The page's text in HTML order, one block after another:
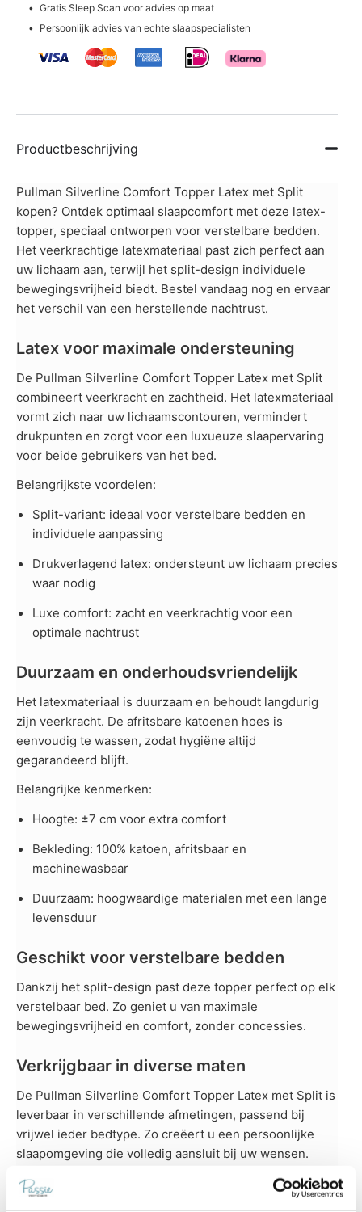
Gratis Sleep Scan voor advies op maat
Persoonlijk advies van echte slaapspecialisten
Productbeschrijving
Pullman Silverline Comfort Topper Latex met Split
kopen? Ontdek optimaal slaapcomfort met deze latex-
topper, speciaal ontworpen voor verstelbare bedden.
Het veerkrachtige latexmateriaal past zich perfect aan
uw lichaam aan, terwijl het split-design individuele
bewegingsvrijheid biedt. Bestel vandaag nog en ervaar
het verschil van een herstellende nachtrust.
Latex voor maximale ondersteuning
De Pullman Silverline Comfort Topper Latex met Split
combineert veerkracht en zachtheid. Het latexmateriaal
vormt zich naar uw lichaamscontouren, vermindert
drukpunten en zorgt voor een luxueuze slaapervaring
voor beide gebruikers van het bed.
Belangrijkste voordelen:
Split-variant: ideaal voor verstelbare bedden en
individuele aanpassing
Drukverlagend latex: ondersteunt uw lichaam precies
waar nodig
Luxe comfort: zacht en veerkrachtig voor een
optimale nachtrust
Duurzaam en onderhoudsvriendelijk
Het latexmateriaal is duurzaam en behoudt langdurig
zijn veerkracht. De afritsbare katoenen hoes is
eenvoudig te wassen, zodat hygiëne altijd
gegarandeerd blijft.
Belangrijke kenmerken:
Hoogte: ±7 cm voor extra comfort
Bekleding: 100% katoen, afritsbaar en
machinewasbaar
Duurzaam: hoogwaardige materialen met een lange
levensduur
Geschikt voor verstelbare bedden
Dankzij het split-design past deze topper perfect op elk
verstelbaar bed. Zo geniet u van maximale
bewegingsvrijheid en comfort, zonder concessies.
Verkrijgbaar in diverse maten
De Pullman Silverline Comfort Topper Latex met Split is
leverbaar in verschillende afmetingen, passend bij
vrijwel ieder bedtype. Zo creëert u een persoonlijke
slaapomgeving die volledig aansluit bij uw wensen.
Maten afgestemd op uw bedtype